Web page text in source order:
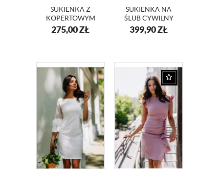
SUKIENKA Z
KOPERTOWYM
DEKOLTEM I
SZEROKIMI
275,00ZŁ
SUKIENKA NA
ŚLUB CYWILNY
KORONKOWA
SELENA KM353-3
399,90ZŁ